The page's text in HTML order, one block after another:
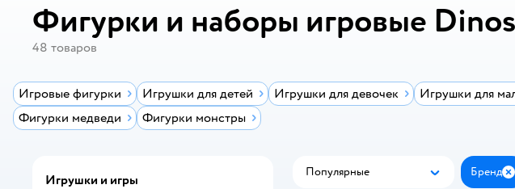
Фигурки и наборы игровые
48 товаров
Игровые фигурки Игрушки для детей Игрушки для девочек Игрушки для
Фигурки медведи
Фигурки монстры
Популярные
Популярные Бренд
Игрушки и игры